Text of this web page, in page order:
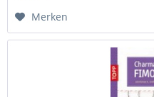
Merken